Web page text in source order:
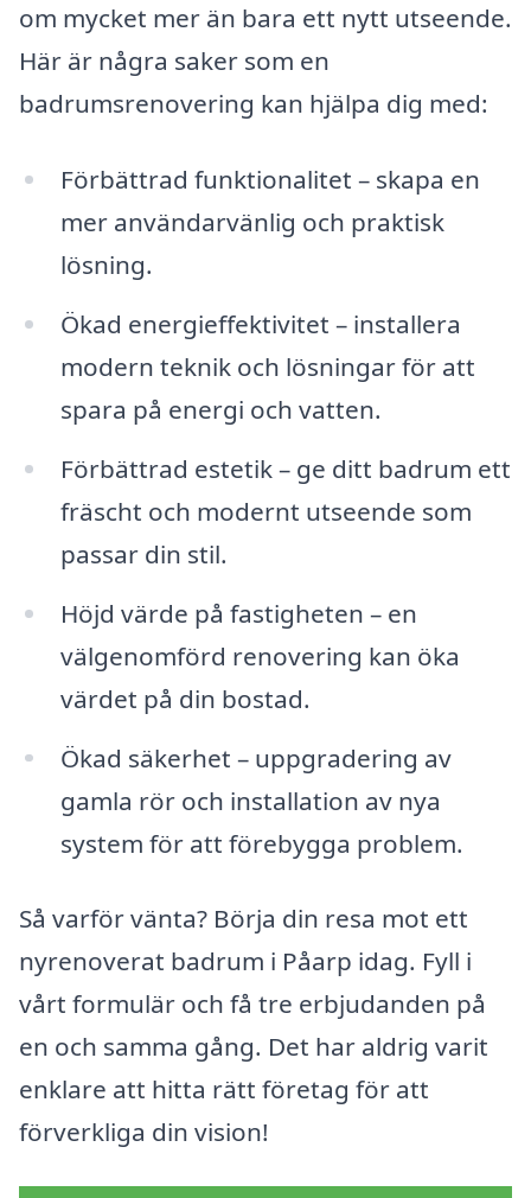
om mycket mer än bara ett nytt utseende.
Här är några saker som en
badrumsrenovering kan hjälpa dig med:
Förbättrad funktionalitet – skapa en
mer användarvänlig och praktisk
lösning.
Ökad energieffektivitet – installera
modern teknik och lösningar för att
spara på energi och vatten.
Förbättrad estetik – ge ditt badrum ett
fräscht och modernt utseende som
passar din stil.
Höjd värde på fastigheten – en
välgenomförd renovering kan öka
värdet på din bostad.
Ökad säkerhet – uppgradering av
gamla rör och installation av nya
system för att förebygga problem.
Så varför vänta? Börja din resa mot ett
nyrenoverat badrum i Påarp idag. Fyll i
vårt formulär och få tre erbjudanden på
en och samma gång. Det har aldrig varit
enklare att hitta rätt företag för att
förverkliga din vision!